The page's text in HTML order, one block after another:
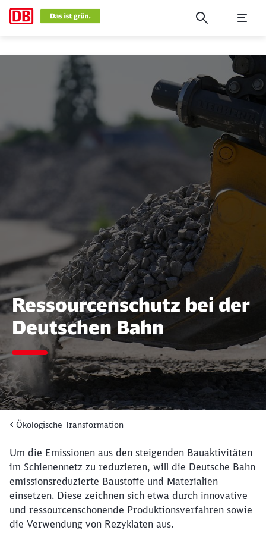
Ressourcenschutz bei der
Deutschen Bahn
Ökologische Transformation
Um die Emissionen aus den steigenden Bauaktivitäten
im Schienennetz zu reduzieren, will die Deutsche Bahn
emissionsreduzierte Baustoffe und Materialien
einsetzen. Diese zeichnen sich etwa durch innovative
und ressourcenschonende Produktionsverfahren sowie
die Verwendung von Rezyklaten aus.